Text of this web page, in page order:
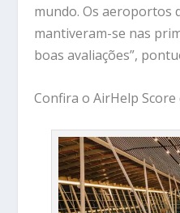
mundo. Os aeroportos
mantiveram-se nas
boas avaliações”,
Confira o AirHelp